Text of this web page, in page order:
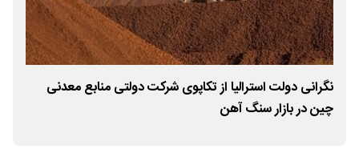
نگرانی دولت استرالیا از تکاپوی شرکت دولتی منابع معدنی
چین در بازار سنگ آهن